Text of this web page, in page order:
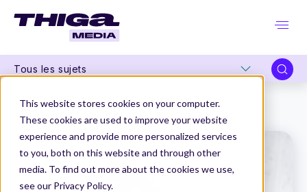
This website stores cookies on your computer.
These cookies are used to improve your website
experience and provide more personalized services
to you, both on this website and through other
media. To find out more about the cookies we use,
see our Privacy Policy.
Tous les sujets
Thiga Media
Organisation Produit